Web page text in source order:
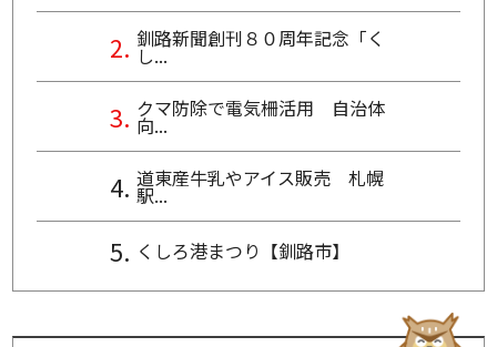
釧路新聞創刊８０周年記念「く
し...
クマ防除で電気柵活用 自治体
向...
道東産牛乳やアイス販売 札幌
駅...
くしろ港まつり【釧路市】